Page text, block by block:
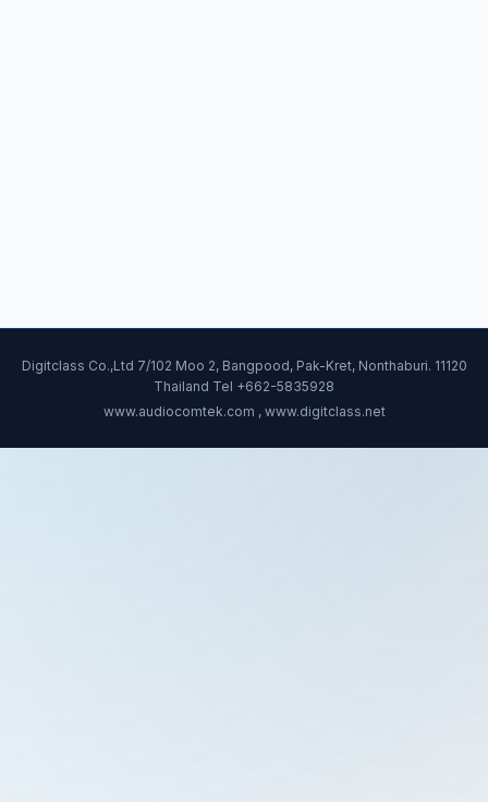
Digitclass Co.,Ltd 7/102 Moo 2, Bangpood, Pak-Kret, Nonthaburi. 11120
Thailand Tel +662-5835928
www.audiocomtek.com , www.digitclass.net